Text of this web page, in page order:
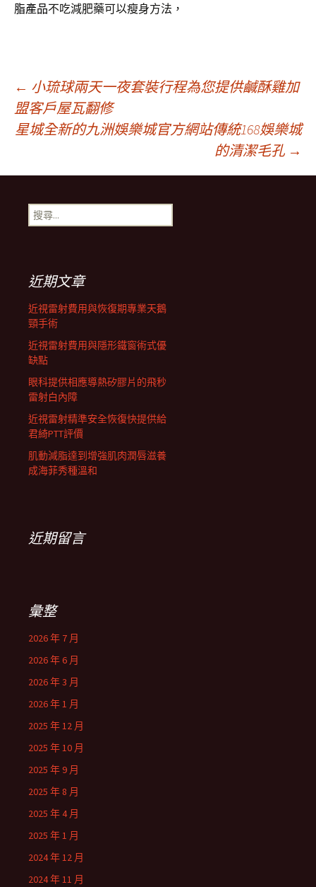
脂產品不吃減肥藥可以瘦身方法，
文
章
導
航
列
← 小琉球兩天一夜套裝行程為您提供鹹酥雞加
盟客戶屋瓦翻修
星城全新的九洲娛樂城官方網站傳統168娛樂城
的清潔毛孔 →
搜
尋
近期文章
近視雷射費用與恢復期專業天鵝
頸手術
近視雷射費用與隱形鐵窗術式優
缺點
眼科提供相應導熱矽膠片的飛秒
雷射白內障
近視雷射精準安全恢復快提供給
君綺PTT評價
肌動減脂達到增強肌肉潤唇滋養
成海菲秀種溫和
近期留言
彙整
2026 年 7 月
2026 年 6 月
2026 年 3 月
2026 年 1 月
2025 年 12 月
2025 年 10 月
2025 年 9 月
2025 年 8 月
2025 年 4 月
2025 年 1 月
2024 年 12 月
2024 年 11 月